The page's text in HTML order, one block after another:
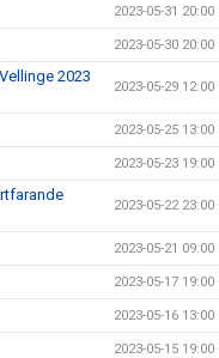
2023-05-31 20:00
2023-05-30 20:00
2023
2023-05-29 12:00
2023-05-25 13:00
2023-05-23 19:00
2023-05-22 23:00
2023-05-21 09:00
2023-05-17 19:00
2023-05-16 13:00
2023-05-15 19:00